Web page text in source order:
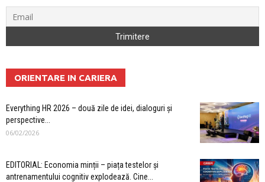
ORIENTARE IN CARIERA
Everything HR 2026 – două zile de idei, dialoguri și
perspective...
06/02/2026
EDITORIAL: Economia minții – piața testelor și
antrenamentului cognitiv explodează. Cine...